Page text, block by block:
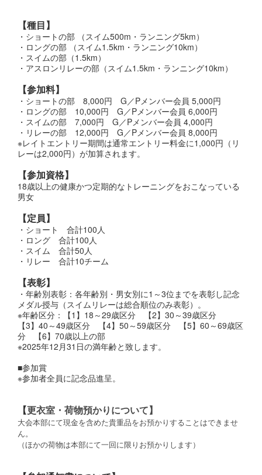
【種目】
・ショートの部 （スイム500m・ランニング5km）
・ロングの部 （スイム1.5km・ランニング10km）
・スイムの部（1.5km）
・アスロンリレーの部（スイム1.5km・ランニング10km）
【参加料】
・ショートの部 8,000円 G／Pメンバー会員 5,000円
・ロングの部 10,000円 G／Pメンバー会員 6,000円
・スイムの部 7,000円 G／Pメンバー会員 4,000円
・リレーの部 12,000円 G／Pメンバー会員 8,000円
※レイトエントリー期間は通常エントリー料金に1,000円（リ
レーは2,000円）が加算されます。
【参加資格】
18歳以上の健康かつ定期的なトレーニングをおこなっている
男女
【定員】
・ショート 合計100人
・ロング 合計100人
・スイム 合計50人
・リレー 合計10チーム
【表彰】
・年齢別表彰：各年齢別・男女別に1～3位までを表彰し記念
メダル授与（スイムリレーは総合順位のみ表彰）。
※年齢区分：【1】18～29歳区分 【2】30～39歳区分
【3】40～49歳区分 【4】50～59歳区分 【5】60～69歳区
分 【6】70歳以上の部
※2025年12月31日の満年齢と致します。
■参加賞
※参加者全員に記念品進呈。
【更衣室・荷物預かりについて】
大会本部にて現金を含めた貴重品をお預かりすることはできませ
ん。
（ほかの荷物は本部にて一回に限りお預かりします）